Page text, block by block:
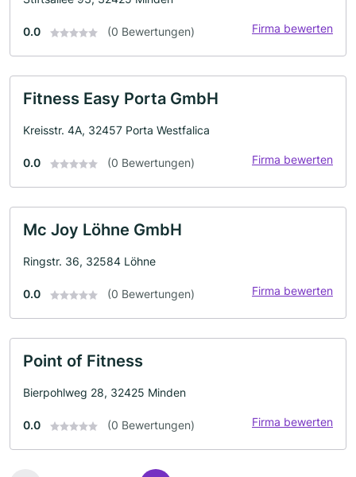
0.0 (0 Bewertungen) Firma bewerten
Fitness Easy Porta GmbH
Kreisstr. 4A, 32457 Porta Westfalica
0.0 (0 Bewertungen) Firma bewerten
Mc Joy Löhne GmbH
Ringstr. 36, 32584 Löhne
0.0 (0 Bewertungen) Firma bewerten
Point of Fitness
Bierpohlweg 28, 32425 Minden
0.0 (0 Bewertungen) Firma bewerten